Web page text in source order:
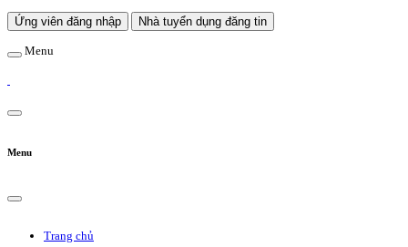
Ứng viên đăng nhập Nhà tuyển dụng đăng tin
Menu
Menu
Trang chủ